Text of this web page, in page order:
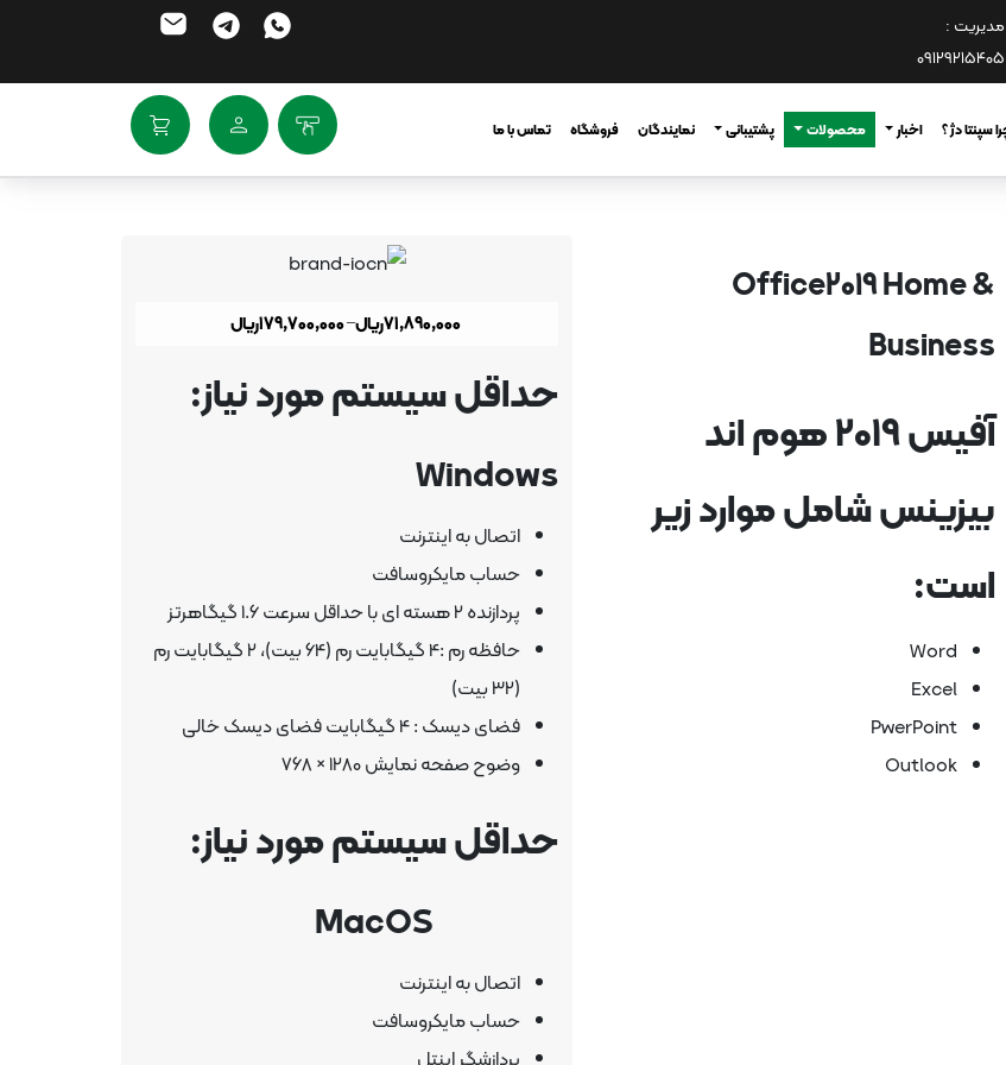
مدیریت :
09129215405
سپنتا دژ ؟ اخبار محصولات پشتیبانی نمایندگان فروشگاه تماس با ما
Office2019 Home &
Business
آفیس 2019 هوم اند
بیزینس شامل موارد زیر
است:
Word
Excel
PwerPoint
Outlook
ریال– ریال 179,700,000
حداقل سیستم مورد نیاز:
Windows
اتصال به اینترنت
حساب مایکروسافت
پردازنده 2 هسته ای با حداقل سرعت 1.6 گیگاهرتز
حافظه رم :4 گیگابایت رم (64 بیت)، 2 گیگابایت رم
(32 بیت)
فضای دیسک : 4 گیگابایت فضای دیسک خالی
وضوح صفحه نمایش 1280 × 768
حداقل سیستم مورد نیاز:
اتصال به اینترنت
حساب مایکروسافت